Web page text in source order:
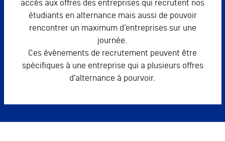
accès aux offres des entreprises qui recrutent nos
étudiants en alternance mais aussi de pouvoir
rencontrer un maximum d’entreprises sur une
journée.
Ces évènements de recrutement peuvent être
spécifiques à une entreprise qui a plusieurs offres
d’alternance à pourvoir.